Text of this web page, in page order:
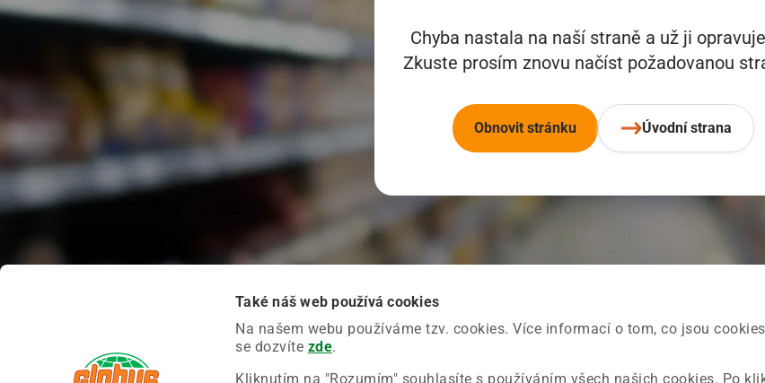
Také náš web používá cookies
Na našem webu používáme tzv. cookies. Více informací o tom, co jsou
se dozvíte zde.
Kliknutím na "Rozumím" souhlasíte s používáním všech našich cookies. Po
Chyba nastala na naší straně a už ji
Zkuste prosím znovu načíst požadovanou
Obnovit stránku Úvodní strana